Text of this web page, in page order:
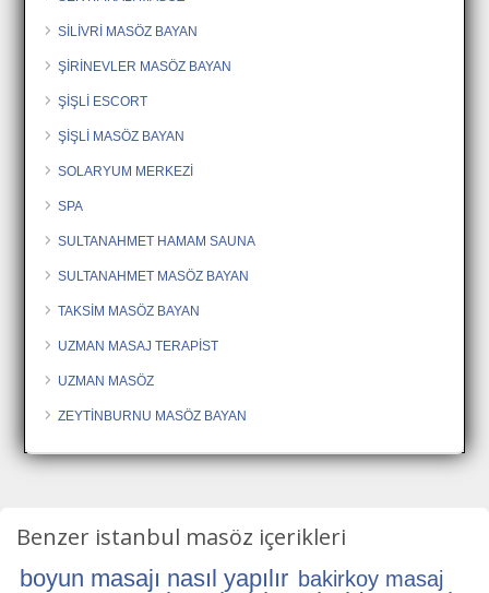
SİLİVRİ MASÖZ BAYAN
ŞİRİNEVLER MASÖZ BAYAN
ŞİŞLİ ESCORT
ŞİŞLİ MASÖZ BAYAN
SOLARYUM MERKEZİ
SPA
SULTANAHMET HAMAM SAUNA
SULTANAHMET MASÖZ BAYAN
TAKSİM MASÖZ BAYAN
UZMAN MASAJ TERAPİST
UZMAN MASÖZ
ZEYTİNBURNU MASÖZ BAYAN
Benzer istanbul masöz içerikleri
boyun masajı nasıl yapılır bakirkoy masaj